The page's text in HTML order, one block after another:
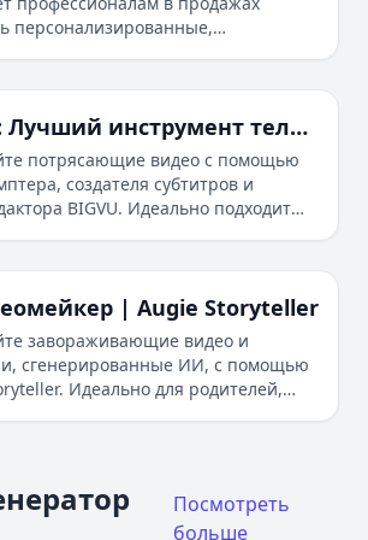
персонализированные,
BIGVU: Лучший инструмент телепромптера, создания субтитров и видеоредактора
потрясающие видео с помощью
создателя субтитров и
BIGVU. Идеально подходит
| Augie Storyteller
завораживающие видео и
сгенерированные ИИ, с помощью
Идеально для родителей,
Посмотреть
больше